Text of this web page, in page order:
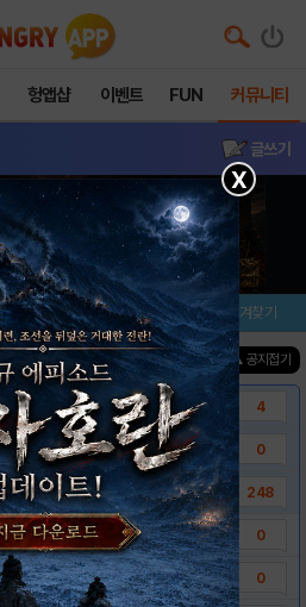
헝앱샵 이벤트 FUN 커뮤니티
글쓰기
설치/평가 즐겨찾기
진행중인 이벤트0 건 ▲ 공지접기
피! 유머 게시.. 4
드디어 멀티를.. 0
획득 안내.. 248
0
0
X